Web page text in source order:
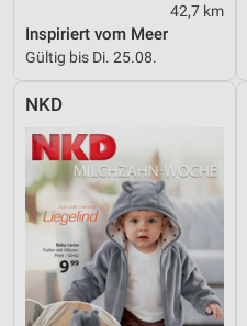
42,7 km
Inspiriert vom Meer
Gültig bis Di. 25.08.
NKD